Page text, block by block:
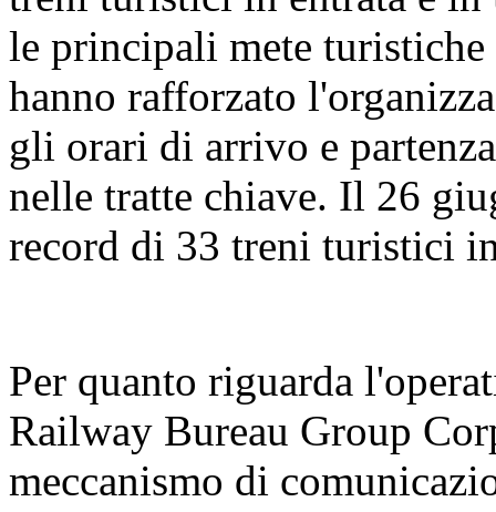
le principali mete
hanno rafforzato
gli orari di arrivo e
nelle tratte chiave. Il 26
record di 33 treni turistici
Per quanto riguarda
Railway Bureau Group
meccanismo di